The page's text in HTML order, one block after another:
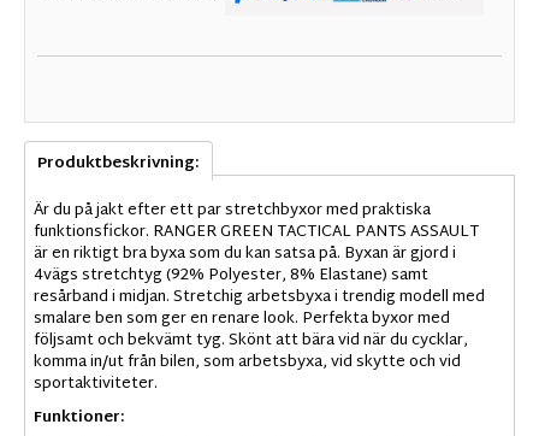
Produktbeskrivning:
Är du på jakt efter ett par stretchbyxor med praktiska
funktionsfickor. RANGER GREEN TACTICAL PANTS ASSAULT
är en riktigt bra byxa som du kan satsa på. Byxan är gjord i
4vägs stretchtyg (92% Polyester, 8% Elastane) samt
resårband i midjan. Stretchig arbetsbyxa i trendig modell med
smalare ben som ger en renare look. Perfekta byxor med
följsamt och bekvämt tyg. Skönt att bära vid när du cycklar,
komma in/ut från bilen, som arbetsbyxa, vid skytte och vid
sportaktiviteter.
Funktioner: